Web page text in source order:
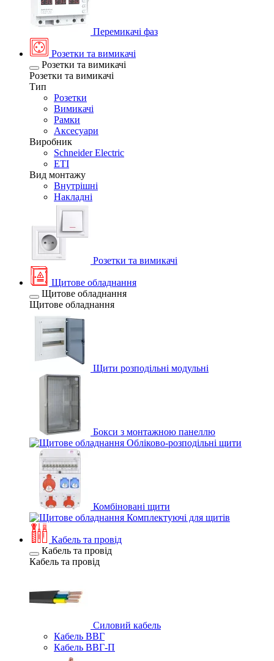
Перемикачі фаз
Розетки та вимикачі
Розетки та вимикачі
Розетки та вимикачі
Тип
Розетки
Вимикачі
Рамки
Аксесуари
Виробник
Schneider Electric
ETI
Вид монтажу
Внутрішні
Накладні
Розетки та вимикачі
Щитове обладнання
Щитове обладнання
Щитове обладнання
Щити розподільні модульні
Бокси з монтажною панеллю
Обліково-розподільні щити
Комбіновані щити
Комплектуючі для щитів
Кабель та провід
Кабель та провід
Кабель та провід
Силовий кабель
Кабель ВВГ
Кабель ВВГ-П